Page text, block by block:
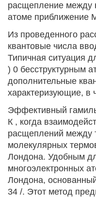
расщепление между
атоме
Из проведенного
квантовые числа
Типичная ситуация
) 0 бесструктурным
дополнительные
характеризующие, в
Эффективный
К , когда
расщеплений между
молекулярных
Лондона. Удобным
многоэлектронных
Лондона,
34 /. Этот метод